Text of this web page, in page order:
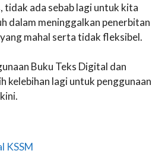
tidak ada sebab lagi untuk kita
dalam meninggalkan penerbitan
mahal serta tidak fleksibel.
Buku Teks Digital dan
kelebihan lagi untuk penggunaan
KSSM